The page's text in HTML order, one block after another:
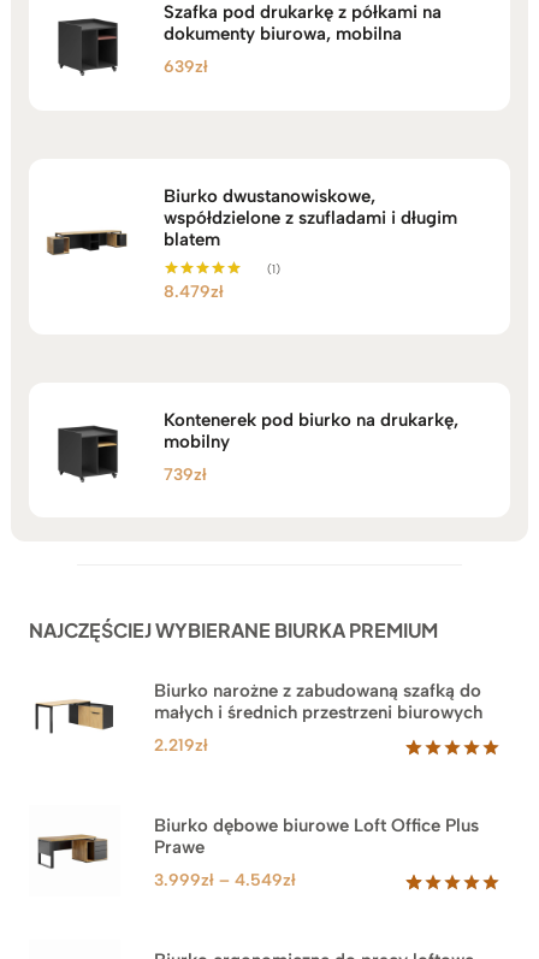
Szafka pod drukarkę z półkami na
dokumenty biurowa, mobilna
639zł
Biurko dwustanowiskowe,
współdzielone z szufladami i długim
blatem
Oceniono
(1)
8.479zł
Kontenerek pod biurko na drukarkę,
mobilny
739zł
NAJCZĘŚCIEJ WYBIERANE BIURKA PREMIUM
Biurko narożne z zabudowaną szafką do
małych i średnich przestrzeni biurowych
na
podstawie
klienta
2.219zł
Biurko dębowe biurowe Loft Office Plus
Prawe
na
3.999zł – 4.549złZakres